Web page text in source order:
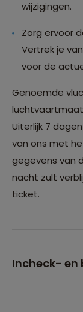
wijzigingen.
Zorg ervoor
Vertrek je
voor de
Genoemde
Uiterlijk 7
van ons met
gegevens van
nacht zult
ticket.
Incheck- en